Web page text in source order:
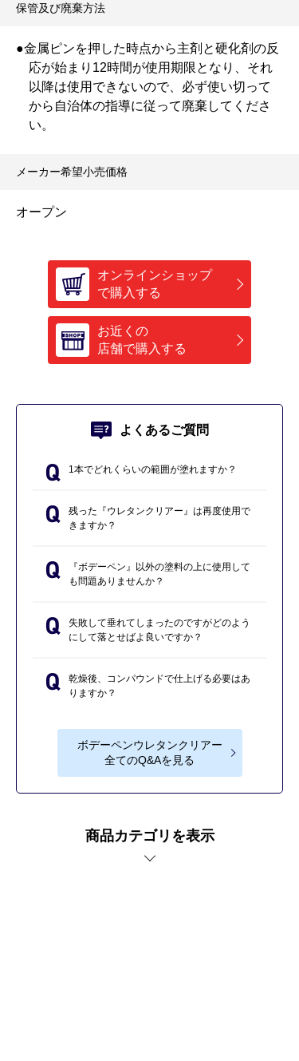
保管及び廃棄方法
●金属ピンを押した時点から主剤と硬化剤の反
応が始まり12時間が使用期限となり、それ
以降は使用できないので、必ず使い切って
から自治体の指導に従って廃棄してくださ
い。
メーカー希望小売価格
オープン
オンラインショップ
で購入する
お近くの
店舗で購入する
よくあるご質問
1本でどれくらいの範囲が塗れますか？
残った『ウレタンクリアー』は再度使用で
きますか？
『ボデーペン』以外の塗料の上に使用して
も問題ありませんか？
失敗して垂れてしまったのですがどのよう
にして落とせばよ良いですか？
乾燥後、コンパウンドで仕上げる必要はあ
りますか？
ボデーペンウレタンクリアー
全てのQ&Aを見る
商品カテゴリを表示